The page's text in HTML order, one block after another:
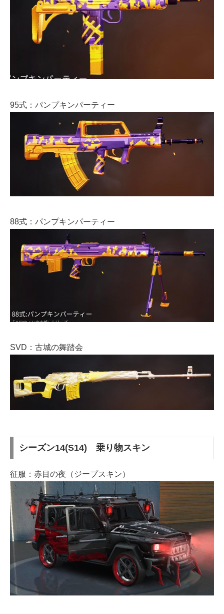
95式：パンプキンパーティー
88式：パンプキンパーティー
SVD：古城の舞踏会
シーズン14(S14) 乗り物スキン
征服：赤目の夜（ジープスキン）